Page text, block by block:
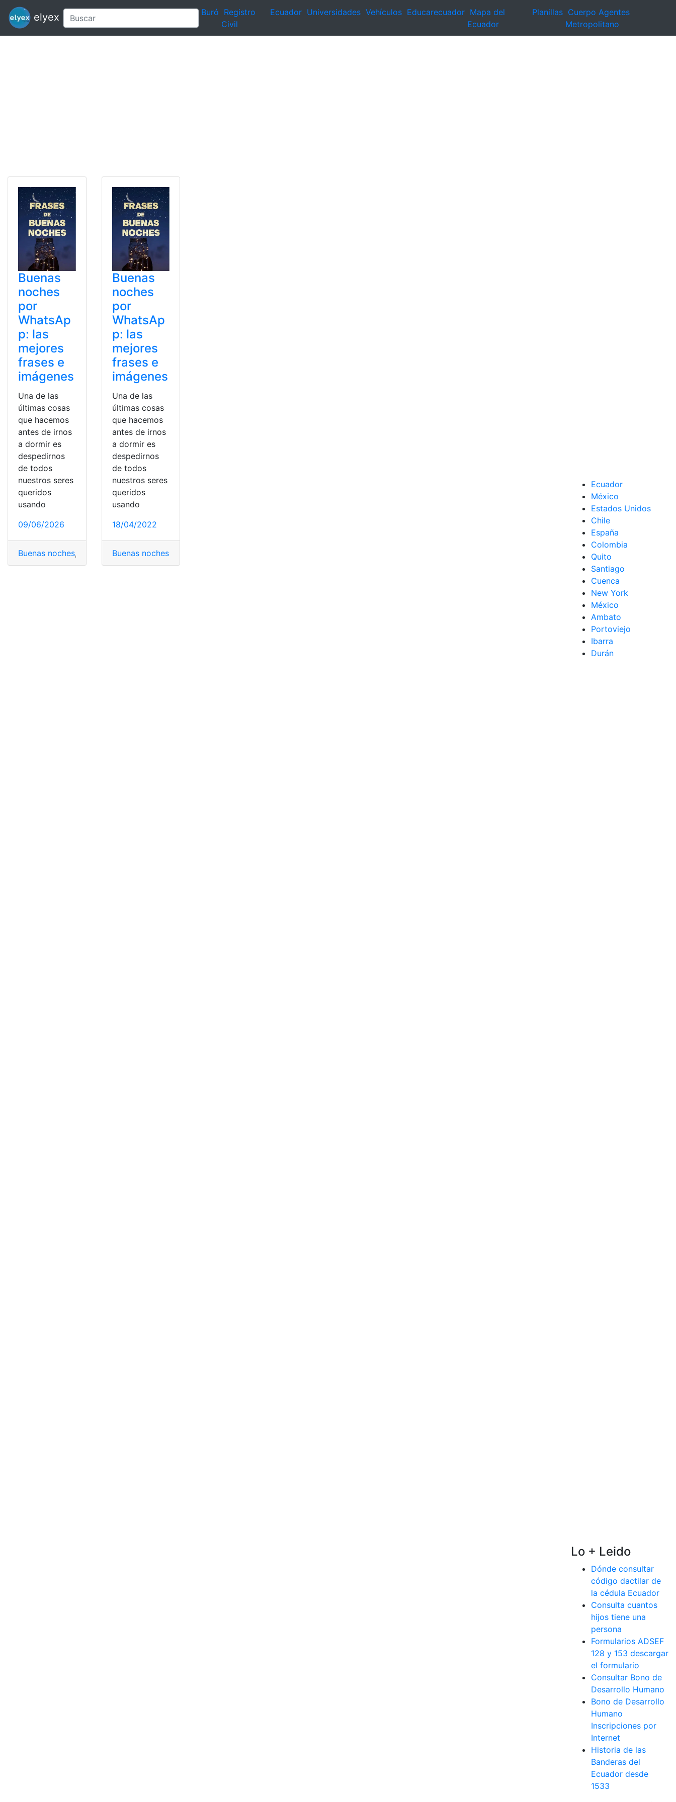
elyex Buró Registro
Civil
Ecuador Universidades Vehículos Educarecuador Mapa del
Ecuador
Planillas Cuerpo Agentes
Metropolitano
Buenas
noches
por
WhatsAp
p: las
mejores
frases e
imágenes
Una de las
últimas cosas
que hacemos
antes de irnos
a dormir es
despedirnos
de todos
nuestros seres
queridos
usando
09/06/2026
Buenas noches, Imágenes triunfar
Buenas
noches
por
WhatsAp
p: las
mejores
frases e
imágenes
Una de las
últimas cosas
que hacemos
antes de irnos
a dormir es
despedirnos
de todos
nuestros seres
queridos
usando
18/04/2022
Buenas noches,
Ecuador
México
Estados Unidos
Chile
España
Colombia
Quito
Santiago
Cuenca
New York
México
Ambato
Portoviejo
Ibarra
Durán
Lo + Leido
Dónde consultar
código dactilar de
la cédula Ecuador
Consulta cuantos
hijos tiene una
persona
Formularios ADSEF
128 y 153 descargar
el formulario
Consultar Bono de
Desarrollo Humano
Bono de Desarrollo
Humano
Inscripciones por
Internet
Historia de las
Banderas del
Ecuador desde
1533